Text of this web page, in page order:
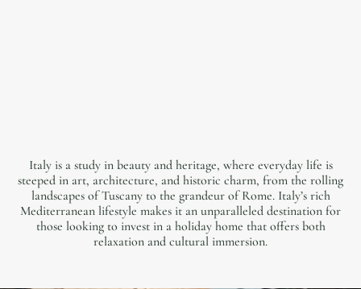
Italy is a study in beauty and heritage, where everyday life is
steeped in art, architecture, and historic charm, from the rolling
landscapes of Tuscany to the grandeur of Rome. Italy’s rich
Mediterranean lifestyle makes it an unparalleled destination for
those looking to invest in a holiday home that offers both
relaxation and cultural immersion.